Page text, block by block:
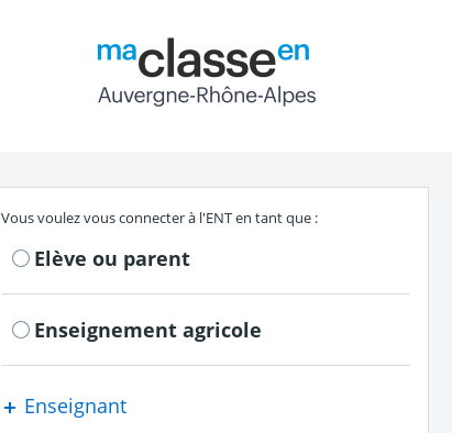
S'authentifier en tant que
Vous voulez vous connecter à l'ENT en tant que :
Elève ou parent
Enseignement agricole
Enseignant